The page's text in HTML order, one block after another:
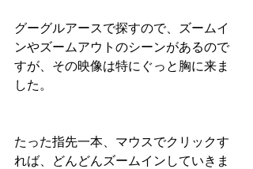
グーグルアースで探すので、ズームイ
ンやズームアウトのシーンがあるので
すが、その映像は特にぐっと胸に来ま
した。
たった指先一本、マウスでクリックす
れば、どんどんズームインしていきま